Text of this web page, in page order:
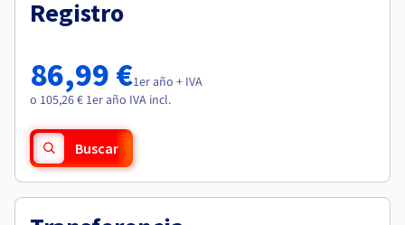
Precios
Roadmap & Changelog
Observabilidad
Roadmap y Changelog
Roadmap & Changelog
Roadmap & Changelog
Roadmap & Changelog
Registro
86,99 €1er año + IVA
o 105,26 € 1er año IVA incl.
Buscar